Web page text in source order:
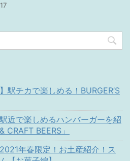
駅チカで楽しめる！BURGER’S
近で楽しめるハンバーガーを紹
CRAFT BEERS」
年春限定！お土産紹介！ス